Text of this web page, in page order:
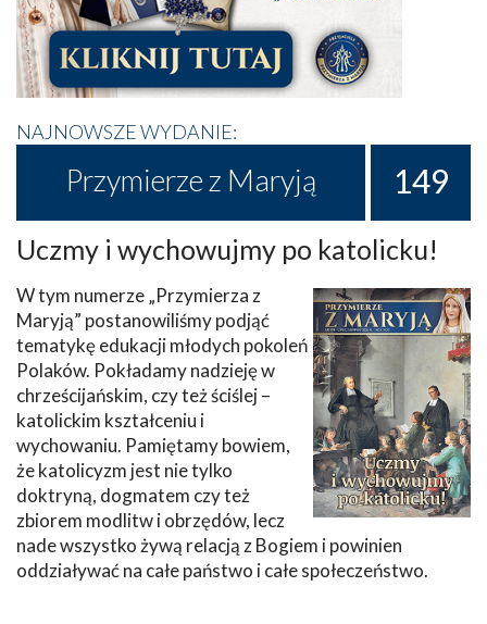
NAJNOWSZE WYDANIE:
Przymierze z Maryją 149
Uczmy i wychowujmy po katolicku!
W tym numerze „Przymierza z
Maryją” postanowiliśmy podjąć
tematykę edukacji młodych pokoleń
Polaków. Pokładamy nadzieję w
chrześcijańskim, czy też ściślej –
katolickim kształceniu i
wychowaniu. Pamiętamy bowiem,
że katolicyzm jest nie tylko
doktryną, dogmatem czy też
zbiorem modlitw i obrzędów, lecz
nade wszystko żywą relacją z Bogiem i powinien
oddziaływać na całe państwo i całe społeczeństwo.